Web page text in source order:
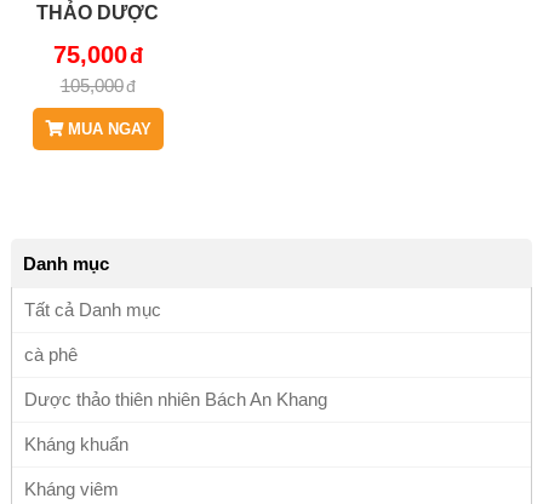
THẢO DƯỢC
KHANG JD257
COKHACUC
75,000
105,000
MUA NGAY
Danh mục
Tất cả Danh mục
cà phê
Dược thảo thiên nhiên Bách An Khang
Kháng khuẩn
Kháng viêm